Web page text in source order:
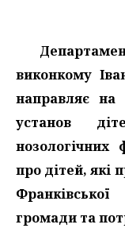
виконкому
направляє на
установ
про дітей, які
громади та